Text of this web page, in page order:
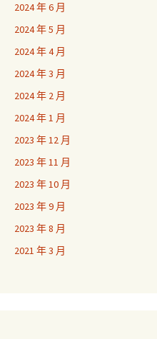
2024 年 6 月
2024 年 5 月
2024 年 4 月
2024 年 3 月
2024 年 2 月
2024 年 1 月
2023 年 12 月
2023 年 11 月
2023 年 10 月
2023 年 9 月
2023 年 8 月
2021 年 3 月